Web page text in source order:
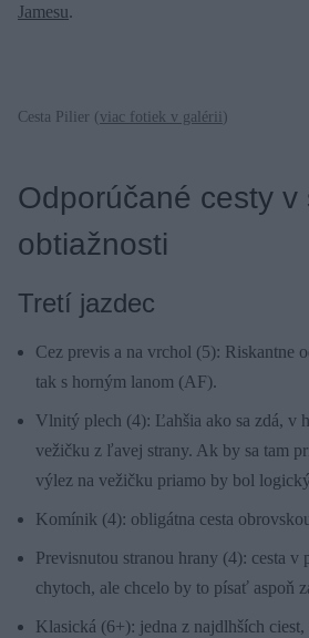
Jamesu.
Cesta Pilier (viac fotiek v galérii )
Odporúčané cesty v
obtiažnosti
Tretí jazdec
Cez previs a na vrchol (5): Riskantne
tak s horným lanom (AF).
Vlnitý plech (4): Ľahšia ako sa zdá, v
vežičku z ľavej strany. Ak by sa tam
výlez na vežičku priamo by bol
Komínik (4): obligátna cesta
Previsnutou stranou hrany (4): cesta v
chytoch, ale chcelo by to písať aspoň
Klasická (6+): jedna z najdlhších